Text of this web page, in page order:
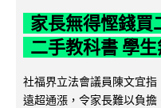
家長無得慳錢買
二手教科書 學
社福界立法會議員陳文宜
遠超通漲，令家長難以負擔